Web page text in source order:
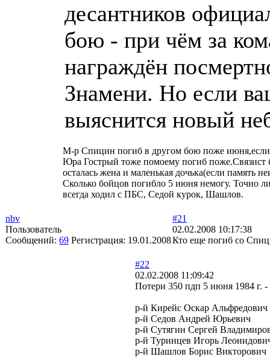
десантников
бою - при чём за
награждён
Знамени. Но если
выяснится новый
М-р Спицин погиб в другом бою поже июня,если
Юра Гострый тоже помоему погиб поже.Связист
осталась жена и маленькая дочька(если память
Сколько бойцов погибло 5 июня немогу.
всегда ходил с ПБС, Седой курок, Шашлов.
nbv
Пользователь
Сообщений: 69 Регистрация: 19.01.2008
#21
02.02.2008 10:17:38
Кто еще погиб со
#22
02.02.2008 11:09:42
Потери 350 пдп 5 июня 1984 г. -
р-й Кирейс Оскар Альфредович
р-й Седов Андрей Юрьевич
р-й Сутягин Сергей
р-й Туринцев Игорь
р-й Шашлов Борис Викторович